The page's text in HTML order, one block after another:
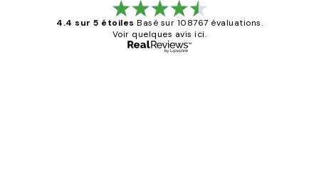
4.4 sur 5 étoiles Basé sur 108767 évaluations.
Voir quelques avis ici.